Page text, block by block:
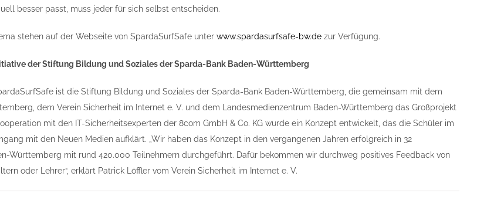
besser passt, muss jeder für sich selbst entscheiden.
stehen auf der Webseite von SpardaSurfSafe unter www.spardasurfsafe-bw.de zur Verfügung.
der Stiftung Bildung und Soziales der Sparda-Bank Baden-Württemberg
ist die Stiftung Bildung und Soziales der Sparda-Bank Baden-Württemberg, die gemeinsam mit dem
dem Verein Sicherheit im Internet e. V. und dem Landesmedienzentrum Baden-Württemberg das Großprojekt
mit den IT-Sicherheitsexperten der 8com GmbH & Co. KG wurde ein Konzept entwickelt, das die Schüler im
mit den Neuen Medien aufklärt. „Wir haben das Konzept in den vergangenen Jahren erfolgreich in 32
Württemberg mit rund 420.000 Teilnehmern durchgeführt. Dafür bekommen wir durchweg positives Feedback von
oder Lehrer“, erklärt Patrick Löffler vom Verein Sicherheit im Internet e. V.